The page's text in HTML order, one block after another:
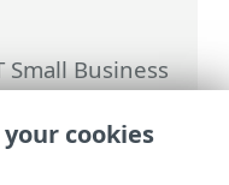
Small Business
ESET
Tööriistad>
cookies